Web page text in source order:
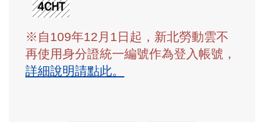
※自109年12月1日起，新北勞動雲不
再使用身分證統一編號作為登入帳號，
詳細說明請點此。